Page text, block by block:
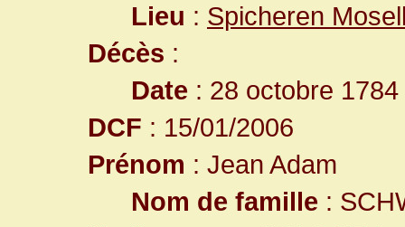
Lieu : Spicheren
Décès :
Date : 28 octobre
DCF : 15/01/2006
Prénom : Jean Adam
Nom de famille :